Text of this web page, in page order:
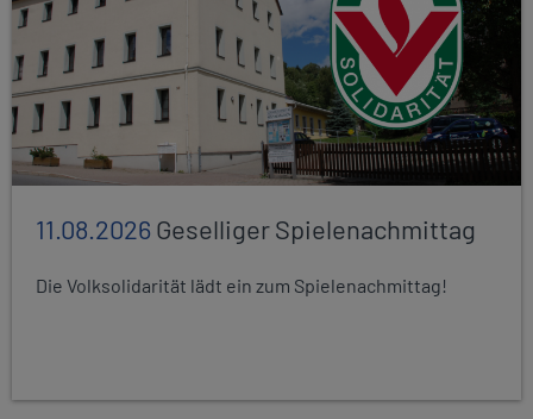
11.08.2026Geselliger Spielenachmittag
Die Volksolidarität lädt ein zum Spielenachmittag!